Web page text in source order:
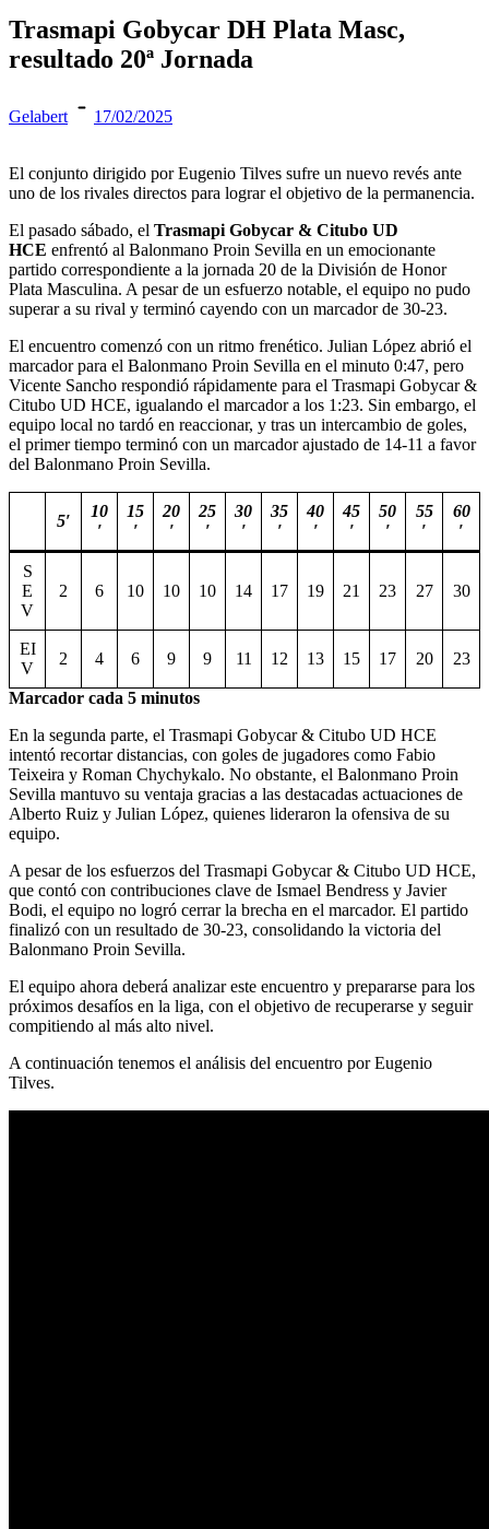
Trasmapi Gobycar DH Plata Masc,
resultado 20ª Jornada
Gelabert 17/02/2025
El conjunto dirigido por Eugenio Tilves sufre un nuevo revés ante
uno de los rivales directos para lograr el objetivo de la permanencia.
El pasado sábado, el Trasmapi Gobycar & Citubo UD
HCE enfrentó al Balonmano Proin Sevilla en un emocionante
partido correspondiente a la jornada 20 de la División de Honor
Plata Masculina. A pesar de un esfuerzo notable, el equipo no pudo
superar a su rival y terminó cayendo con un marcador de 30-23.
El encuentro comenzó con un ritmo frenético. Julian López abrió el
marcador para el Balonmano Proin Sevilla en el minuto 0:47, pero
Vicente Sancho respondió rápidamente para el Trasmapi Gobycar &
Citubo UD HCE, igualando el marcador a los 1:23. Sin embargo, el
equipo local no tardó en reaccionar, y tras un intercambio de goles,
el primer tiempo terminó con un marcador ajustado de 14-11 a favor
del Balonmano Proin Sevilla.
5′
10
′
15
′
20
′
25
′
30
′
35
′
40
′
45
′
50
′
55
′
60
′
S
E
V
2 6 10 10 10 14 17 19 21 23 27 30
EI
V
2 4 6 9 9 11 12 13 15 17 20 23
Marcador cada 5 minutos
En la segunda parte, el Trasmapi Gobycar & Citubo UD HCE
intentó recortar distancias, con goles de jugadores como Fabio
Teixeira y Roman Chychykalo. No obstante, el Balonmano Proin
Sevilla mantuvo su ventaja gracias a las destacadas actuaciones de
Alberto Ruiz y Julian López, quienes lideraron la ofensiva de su
equipo.
A pesar de los esfuerzos del Trasmapi Gobycar & Citubo UD HCE,
que contó con contribuciones clave de Ismael Bendress y Javier
Bodi, el equipo no logró cerrar la brecha en el marcador. El partido
finalizó con un resultado de 30-23, consolidando la victoria del
Balonmano Proin Sevilla.
El equipo ahora deberá analizar este encuentro y prepararse para los
próximos desafíos en la liga, con el objetivo de recuperarse y seguir
compitiendo al más alto nivel.
A continuación tenemos el análisis del encuentro por Eugenio
Tilves.